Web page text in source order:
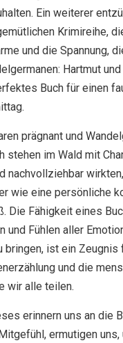
Ein weiterer
Krimireihe,
und die Spannung,
Hartmut
Buch für einen
prägnant und
stehen im Wald mit
nachvollziehbar
wie eine persönliche
Die Fähigkeit eines
und Fühlen aller
bringen, ist ein Zeugnis
und die
wir alle teilen.
erinnern uns an die
ermutigen uns,